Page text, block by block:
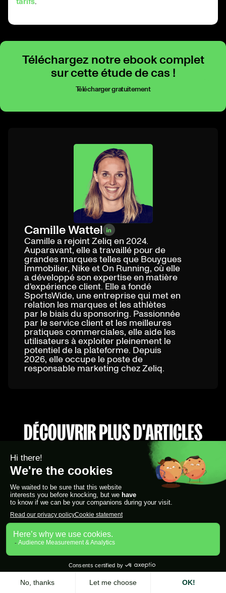
Téléchargez notre ebook complet
sur cette étude de cas !
Télécharger gratuitement
Camille Wattel
Camille a rejoint Zeliq en 2024.
Auparavant, elle a travaillé pour de
grandes marques telles que Bouygues
Immobilier, Nike et On Running, où elle
a développé son expertise en matière
d'expérience client. Elle a fondé
SportsWide, une entreprise qui met en
relation les marques et les athlètes
par le biais du sponsoring. Passionnée
par le service client et les meilleures
pratiques commerciales, elle aide les
utilisateurs à exploiter pleinement le
potentiel de la plateforme. Depuis
2026, elle occupe le poste de
responsable marketing chez Zeliq.
DÉCOUVRIR PLUS D'ARTICLES
Prospection téléphonique : 7
exemples de scripts B2B (2026)
Camille Wattel|Jul 28, 2026